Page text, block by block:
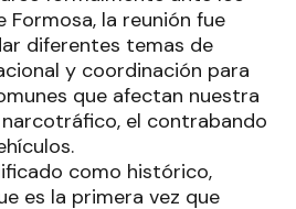
Formosa, la reunión fue
diferentes temas de
y coordinación para
que afectan nuestra
el contrabando
como histórico,
es la primera vez que